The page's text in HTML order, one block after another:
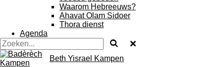
Waarom Hebreeuws?
Ahavat Olam Sidoer
Thora dienst
Agenda
Beth Yisrael Kampen